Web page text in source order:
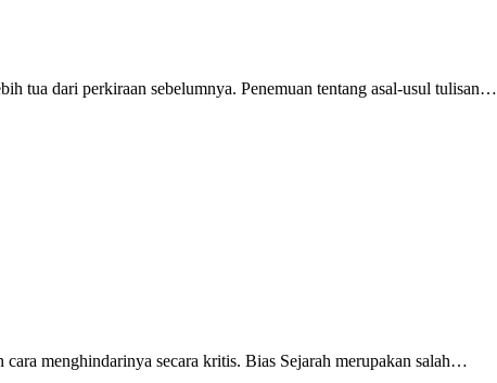
tua dari perkiraan sebelumnya. Penemuan tentang asal-usul tulisan…
menghindarinya secara kritis. Bias Sejarah merupakan salah…